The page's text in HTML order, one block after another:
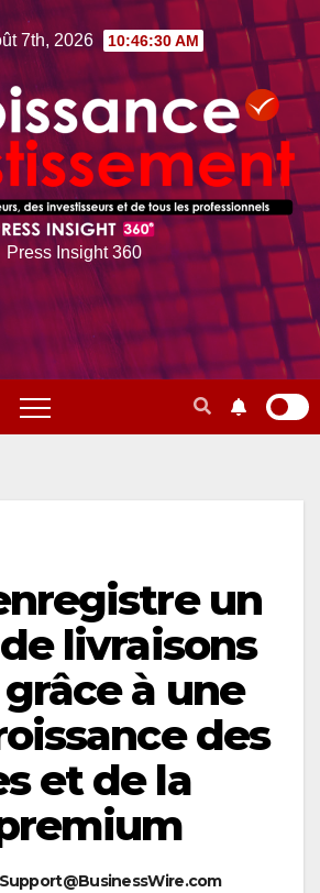
7th, 2026 10:46:30 AM
Press Insight 360
un
livraisons
à une
des
et de la